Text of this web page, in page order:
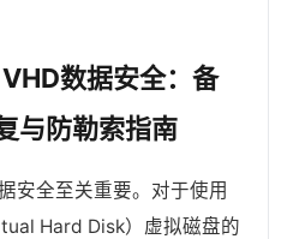
数据安全：备
与防勒索指南
安全至关重要。对于使用
Hard Disk）虚拟磁盘的